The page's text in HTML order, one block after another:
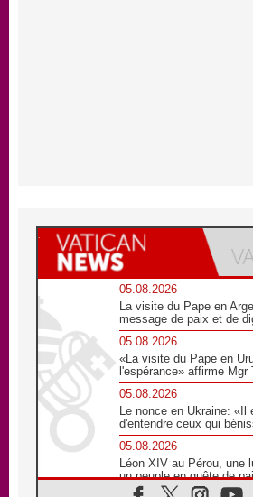
05.08.2026
La visite du Pape en
message de paix et de
05.08.2026
«La visite du Pape en
l'espérance» affirme Mgr
05.08.2026
Le nonce en Ukraine: «Il
d'entendre ceux qui
05.08.2026
Léon XIV au Pérou, une
un peuple en quête de